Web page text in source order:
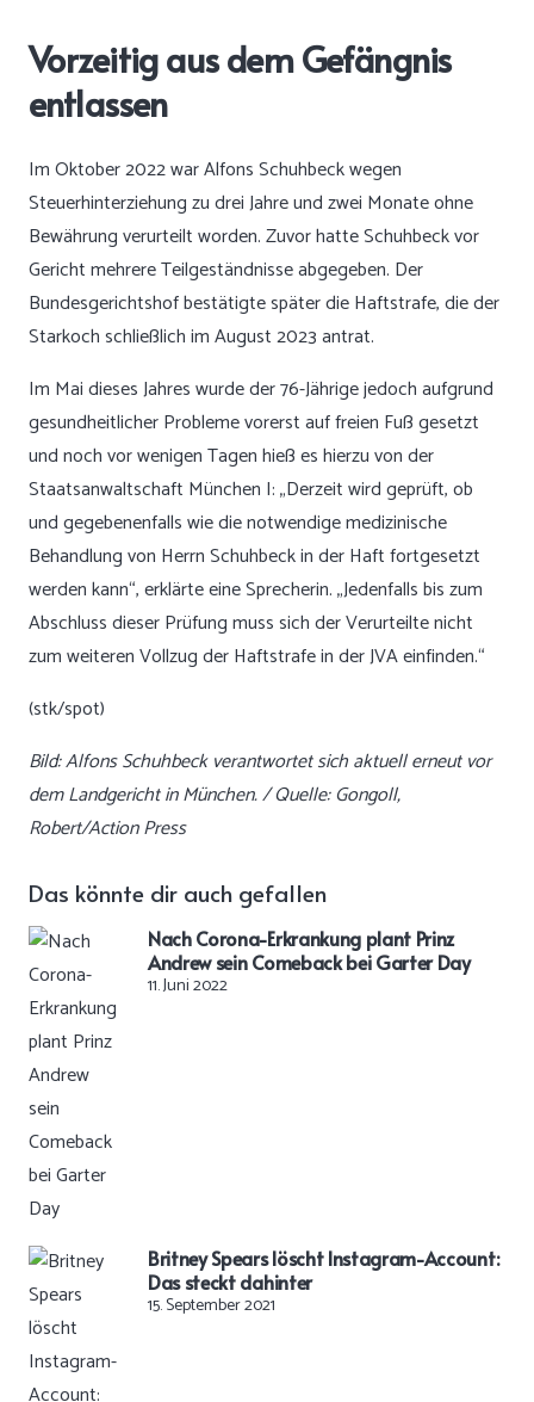
Vorzeitig aus dem Gefängnis
entlassen
Im Oktober 2022 war Alfons Schuhbeck wegen
Steuerhinterziehung zu drei Jahre und zwei Monate ohne
Bewährung verurteilt worden. Zuvor hatte Schuhbeck vor
Gericht mehrere Teilgeständnisse abgegeben. Der
Bundesgerichtshof bestätigte später die Haftstrafe, die der
Starkoch schließlich im August 2023 antrat.
Im Mai dieses Jahres wurde der 76-Jährige jedoch aufgrund
gesundheitlicher Probleme vorerst auf freien Fuß gesetzt
und noch vor wenigen Tagen hieß es hierzu von der
Staatsanwaltschaft München I: „Derzeit wird geprüft, ob
und gegebenenfalls wie die notwendige medizinische
Behandlung von Herrn Schuhbeck in der Haft fortgesetzt
werden kann“, erklärte eine Sprecherin. „Jedenfalls bis zum
Abschluss dieser Prüfung muss sich der Verurteilte nicht
zum weiteren Vollzug der Haftstrafe in der JVA einfinden.“
(stk/spot)
Bild: Alfons Schuhbeck verantwortet sich aktuell erneut vor
dem Landgericht in München. / Quelle: Gongoll,
Robert/Action Press
Das könnte dir auch gefallen
Nach Corona-Erkrankung plant Prinz
Andrew sein Comeback bei Garter Day
11. Juni 2022
Britney Spears löscht Instagram-Account:
Das steckt dahinter
15. September 2021